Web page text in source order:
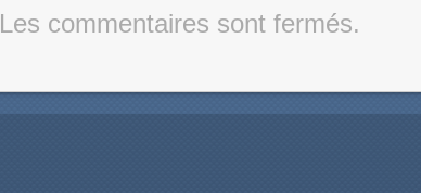
Les commentaires sont fermés.